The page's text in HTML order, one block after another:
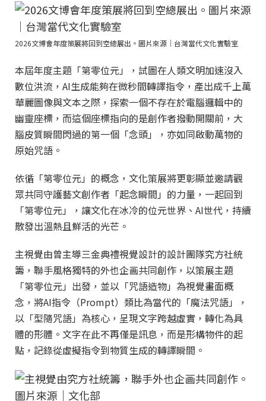
2026文博會年度策展將回到空總展出。圖片來源｜台灣當代文化實驗室
本屆年度主題「第零位元」，試圖在人類文明加速沒入
數位洪流，AI生成能夠在微秒間轉譯指令，產出成千上萬
華麗圖像與文本之際，探索一個不存在於電腦邏輯中的
幽靈座標，而這個座標指向的是創作者撥動開關前，大
腦皮質瞬間閃過的第一個「念頭」，亦如同啟動萬物的
原始咒語。
依循「第零位元」的概念，文化策展將更彰顯並邀請觀
眾共同守護藝文創作者「起念瞬間」的力量，一起回到
「第零位元」，讓文化在冰冷的位元世界、AI世代，持續
散發出溫熱且鮮活的光芒。
主視覺由曾主導三金典禮視覺設計的設計團隊究方社統
籌，聯手風格獨特的外也企画共同創作，以策展主題
「第零位元」出發，並以「咒語造物」為視覺畫面概
念，將AI指令（Prompt）類比為當代的「魔法咒語」，
以「型隨咒語」為核心，呈現文字跨越虛實，轉化為具
體的形體。文字在此不再僅是訊息，而是形構物件的起
點，記錄從虛擬指令到物質生成的轉譯瞬間。